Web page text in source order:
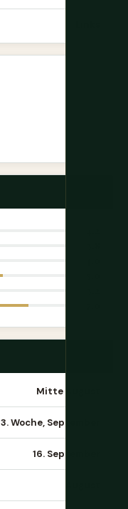
Mitte August
3. Woche, September
16. September